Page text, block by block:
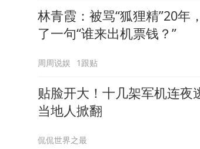
林青霞：被骂“狐狸精”20年
了一句“谁来出机票钱？”
周周说娱 1跟贴
贴脸开大！十几架军机连夜
当地人掀翻
侃侃世界之最